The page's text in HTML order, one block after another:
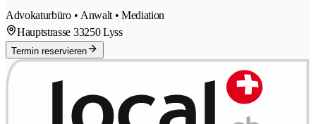
Advokaturbüro • Anwalt • Mediation
Hauptstrasse 33250 Lyss
Termin reservieren